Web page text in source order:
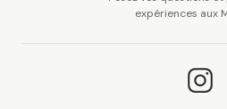
expériences aux